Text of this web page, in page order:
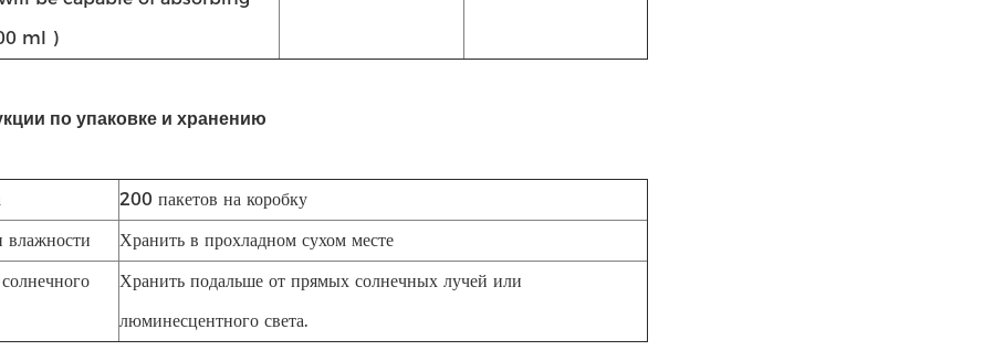
ml )
по упаковке и хранению
200 пакетов на коробку
влажности
Хранить в прохладном сухом месте
Хранить подальше от прямых солнечных лучей или
люминесцентного света.